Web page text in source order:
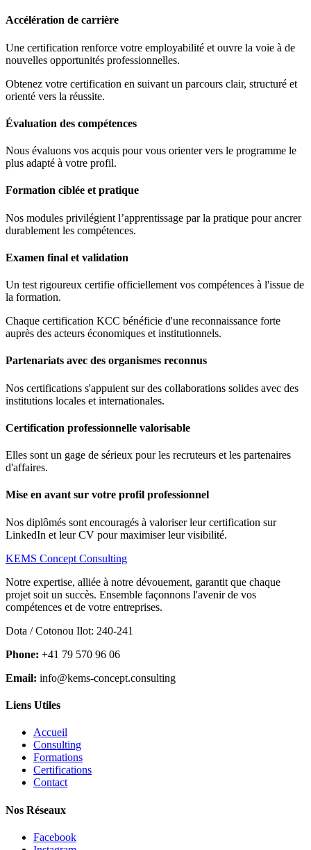
Accélération de carrière
Une certification renforce votre employabilité et ouvre la voie à de
nouvelles opportunités professionnelles.
Obtenez votre certification en suivant un parcours clair, structuré et
orienté vers la réussite.
Évaluation des compétences
Nous évaluons vos acquis pour vous orienter vers le programme le
plus adapté à votre profil.
Formation ciblée et pratique
Nos modules privilégient l’apprentissage par la pratique pour ancrer
durablement les compétences.
Examen final et validation
Un test rigoureux certifie officiellement vos compétences à l'issue de
la formation.
Chaque certification KCC bénéficie d'une reconnaissance forte
auprès des acteurs économiques et institutionnels.
Partenariats avec des organismes reconnus
Nos certifications s'appuient sur des collaborations solides avec des
institutions locales et internationales.
Certification professionnelle valorisable
Elles sont un gage de sérieux pour les recruteurs et les partenaires
d'affaires.
Mise en avant sur votre profil professionnel
Nos diplômés sont encouragés à valoriser leur certification sur
LinkedIn et leur CV pour maximiser leur visibilité.
KEMS Concept Consulting
Notre expertise, alliée à notre dévouement, garantit que chaque
projet soit un succès. Ensemble façonnons l'avenir de vos
compétences et de votre entreprises.
Dota / Cotonou Ilot: 240-241
Phone: +41 79 570 96 06
Email: info@kems-concept.consulting
Liens Utiles
Accueil
Consulting
Formations
Certifications
Contact
Nos Réseaux
Facebook